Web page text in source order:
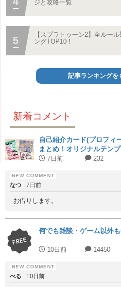
ジと攻略一覧
【スプラトゥーン2】全ルー
ングTOP10！
記事ランキングを
新着コメント
自己紹介カード(プロフィ
まとめ！オリジナルテン
7日前 232
なつ 7日前
お借りします。
何でも雑談・ゲーム以外
10日前 14450
べる 10日前